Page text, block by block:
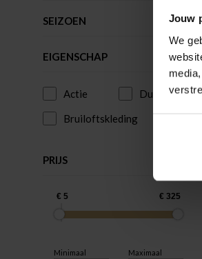
Jouw
We
SEIZOEN
EIGENSCHAP
Actie
Duurzaam
Bruiloftskleding
PRIJS
Minimaal Maximaal